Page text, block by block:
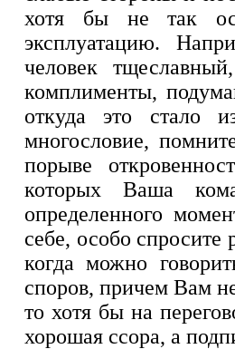
хотя бы не так
эксплуатацию.
человек
комплименты,
откуда это стало
многословие,
порыве
которых Ваша
определенного
себе, особо спросите
когда можно
споров, причем Вам
то хотя бы на
хорошая ссора, а